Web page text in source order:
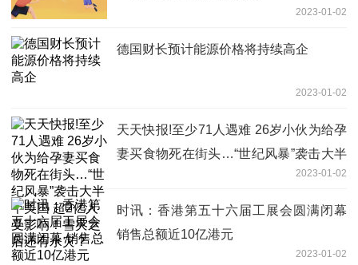
2023-01-02
德国财长预计能源价格将持续高企
2023-01-02
天天快报!至少71人遇难 26岁小伙为给孕
妻买食物死在街头…“世纪风暴”袭击大半
个美国 超2亿人受影响！雪灾之后还有水
灾？
2023-01-02
时讯：香港第五十六届工展会圆满闭幕
销售总额近10亿港元
2023-01-02